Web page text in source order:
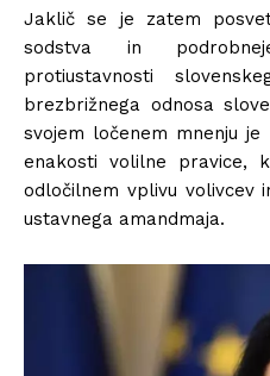
Jaklič se je zatem
sodstva in
protiustavnosti
brezbrižnega odnosa
svojem ločenem mnenju
enakosti volilne pravice,
odločilnem vplivu volivcev
ustavnega amandmaja.